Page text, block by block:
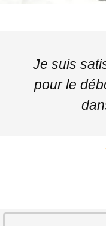
Je suis
pour le